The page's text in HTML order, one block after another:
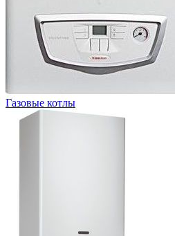
Газовые котлы